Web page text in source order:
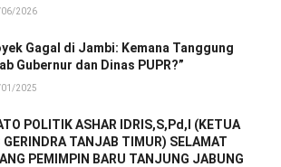
2026
Gagal di Jambi: Kemana Tanggung
Gubernur dan Dinas PUPR?”
2025
POLITIK ASHAR IDRIS,S,Pd,I (KETUA
GERINDRA TANJAB TIMUR) SELAMAT
PEMIMPIN BARU TANJUNG JABUNG